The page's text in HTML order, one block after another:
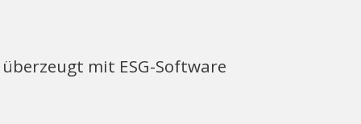
mit ESG-Software